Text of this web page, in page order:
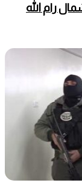
رام الله